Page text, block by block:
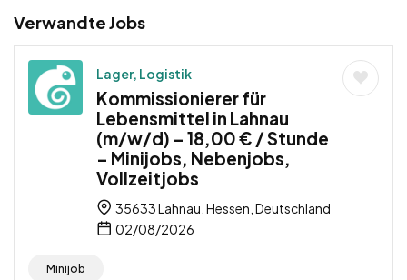
Verwandte Jobs
Lager, Logistik
Kommissionierer für
Lebensmittel in Lahnau
(m/w/d) – 18,00 € / Stunde
– Minijobs, Nebenjobs,
Vollzeitjobs
35633 Lahnau, Hessen, Deutschland
02/08/2026
Minijob